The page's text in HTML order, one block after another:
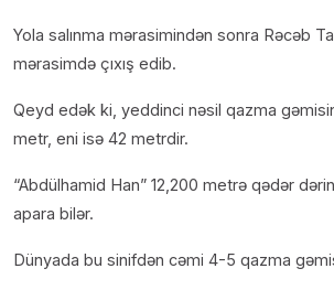
Yola salınma mərasimindən sonra Rəcəb
mərasimdə çıxış edib.
Qeyd edək ki, yeddinci nəsil qazma
metr, eni isə 42 metrdir.
“Abdülhamid Han” 12,200 metrə qədər
apara bilər.
Dünyada bu sinifdən cəmi 4-5 qazma